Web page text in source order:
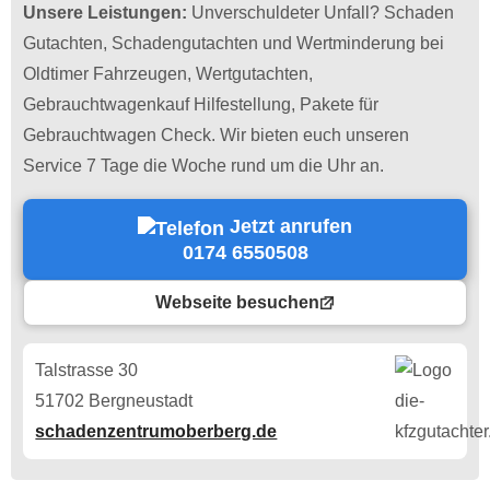
Unsere Leistungen: Unverschuldeter Unfall? Schaden
Gutachten, Schadengutachten und Wertminderung bei
Oldtimer Fahrzeugen, Wertgutachten,
Gebrauchtwagenkauf Hilfestellung, Pakete für
Gebrauchtwagen Check. Wir bieten euch unseren
Service 7 Tage die Woche rund um die Uhr an.
Jetzt anrufen
0174 6550508
Webseite besuchen
Talstrasse 30
51702 Bergneustadt
schadenzentrumoberberg.de